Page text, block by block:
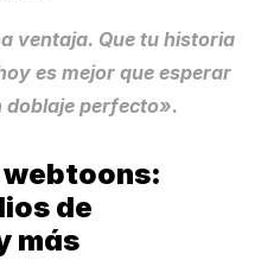
ventaja. Que tu historia
es mejor que esperar
doblaje perfecto».
webtoons:
de
más